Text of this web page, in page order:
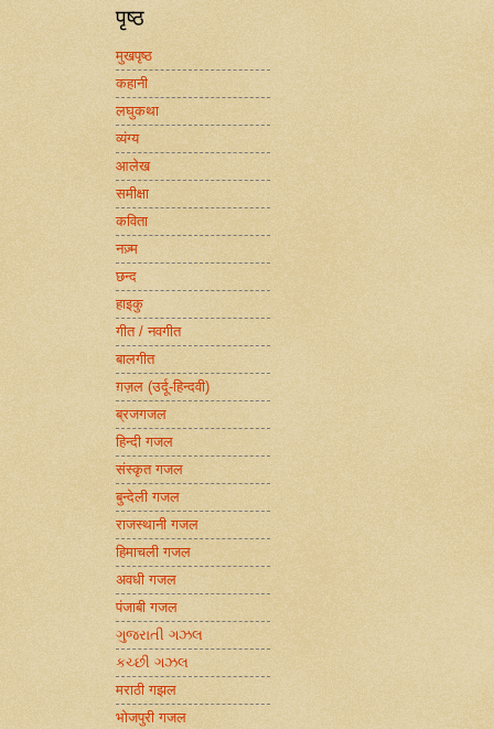
पृष्ठ
मुखपृष्ठ
कहानी
लघुकथा
व्यंग्य
आलेख
समीक्षा
कविता
नज़्म
छन्द
हाइकु
गीत / नवगीत
बालगीत
ग़ज़ल (उर्दू-हिन्दवी)
ब्रजगजल
हिन्दी गजल
संस्कृत गजल
बुन्देली गजल
राजस्थानी गजल
हिमाचली गजल
अवधी गजल
पंजाबी गजल
ગુજરાતી ગઝલ
કચ્છી ગઝલ
मराठी गझल
भोजपुरी गजल